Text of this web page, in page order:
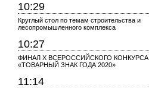
10:29
Круглый стол по темам строительства и
лесопромышленного комплекса
10:27
ФИНАЛ X ВСЕРОССИЙСКОГО КОНКУРСА
«ТОВАРНЫЙ ЗНАК ГОДА 2020»
11:14